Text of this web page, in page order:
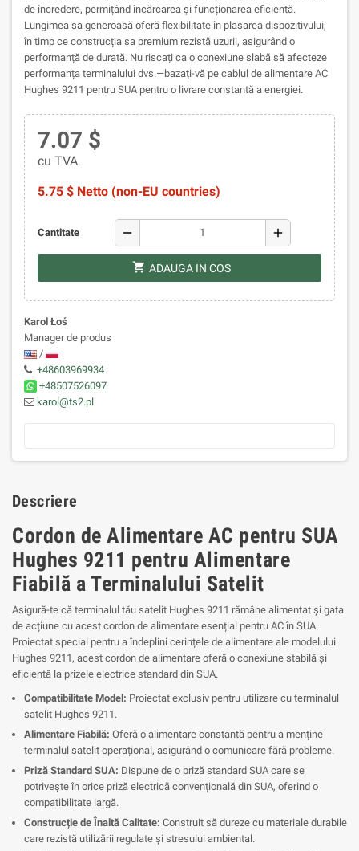
de încredere, permițând încărcarea și funcționarea eficientă.
Lungimea sa generoasă oferă flexibilitate în plasarea dispozitivului,
în timp ce construcția sa premium rezistă uzurii, asigurând o
performanță de durată. Nu riscați ca o conexiune slabă să afecteze
performanța terminalului dvs.—bazați-vă pe cablul de alimentare AC
Hughes 9211 pentru SUA pentru o livrare constantă a energiei.
7.07 $
cu TVA
5.75 $ Netto (non-EU countries)
Cantitate remove add
shopping_cart ADAUGA IN COS
Karol Łoś
Manager de produs
/
+48603969934
+48507526097
karol@ts2.pl
Descriere
Cordon de Alimentare AC pentru SUA
Hughes 9211 pentru Alimentare
Fiabilă a Terminalului Satelit
Asigură-te că terminalul tău satelit Hughes 9211 rămâne alimentat și gata
de acțiune cu acest cordon de alimentare esențial pentru AC în SUA.
Proiectat special pentru a îndeplini cerințele de alimentare ale modelului
Hughes 9211, acest cordon de alimentare oferă o conexiune stabilă și
eficientă la prizele electrice standard din SUA.
Compatibilitate Model: Proiectat exclusiv pentru utilizare cu terminalul
satelit Hughes 9211.
Alimentare Fiabilă: Oferă o alimentare constantă pentru a menține
terminalul satelit operațional, asigurând o comunicare fără probleme.
Priză Standard SUA: Dispune de o priză standard SUA care se
potrivește în orice priză electrică convențională din SUA, oferind o
compatibilitate largă.
Construcție de Înaltă Calitate: Construit să dureze cu materiale durabile
care rezistă utilizării regulate și stresului ambiental.